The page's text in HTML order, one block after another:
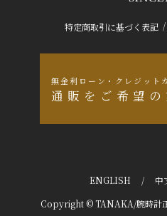
特定商取引に基づく表記 /
無金利ローン・クレジット
通販をご希望の
ENGLISH / 中
Copyright © TANAKA/腕時計